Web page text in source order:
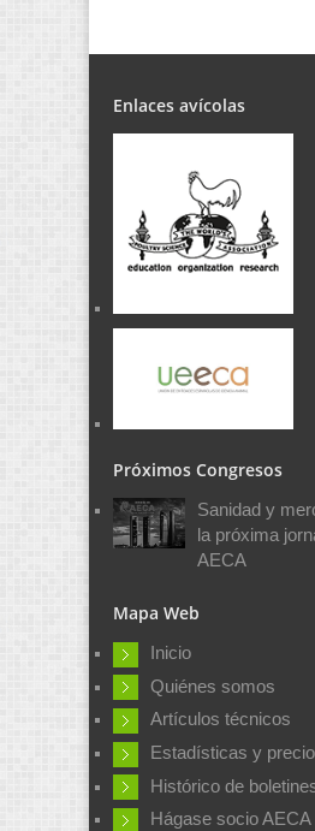
Enlaces avícolas
Próximos Congresos
Sanidad y
la próxima
AECA
Mapa Web
Inicio
Quiénes somos
Artículos técnicos
Estadísticas y
Histórico de
Hágase socio AECA